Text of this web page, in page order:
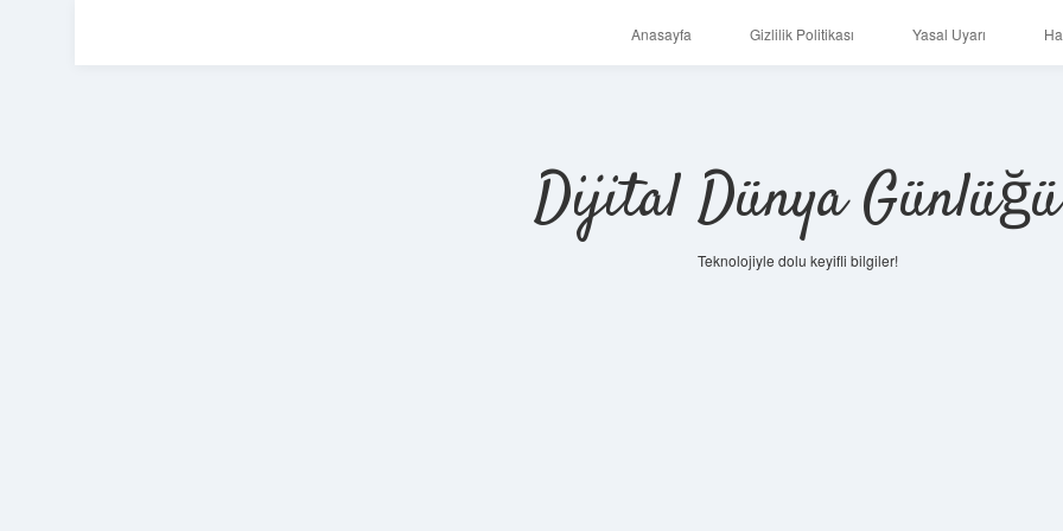
Anasayfa Gizlilik Politikası Yasal Uyarı
Dijital Dünya Günlüğü
Teknolojiyle dolu keyifli bilgiler!